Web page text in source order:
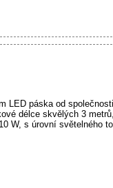
LED páska od
délce skvělých 3
W, s úrovní světelného